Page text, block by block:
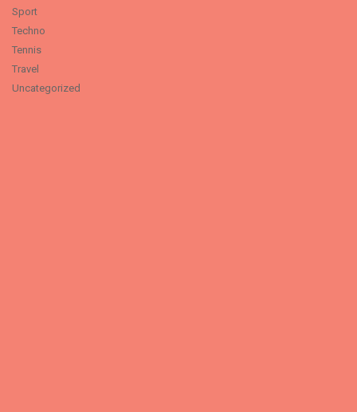
Sport
Techno
Tennis
Travel
Uncategorized